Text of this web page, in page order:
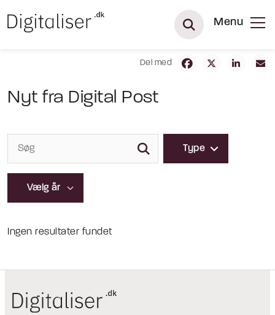
Menu
Del med
Nyt fra Digital Post
Type
Ingen resultater fundet